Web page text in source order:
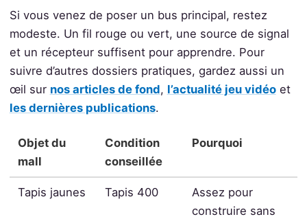
Si vous venez de poser un bus principal, restez
modeste. Un fil rouge ou vert, une source de signal
et un récepteur suffisent pour apprendre. Pour
suivre d’autres dossiers pratiques, gardez aussi un
œil sur nos articles de fond, l’actualité jeu vidéoet
les dernières publications.
Objet du
mall
Condition
conseillée
Pourquoi
Tapis jaunes Tapis 400
Assez pour
construire sans